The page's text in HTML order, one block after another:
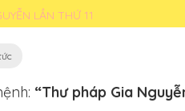
LẦN THỨ 11
“Thư pháp Gia